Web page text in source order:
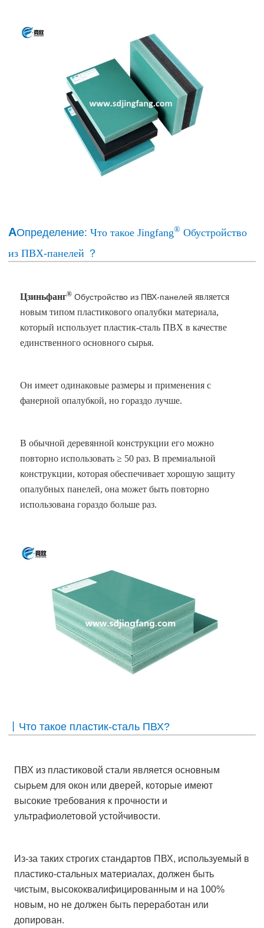
АОпределение:Что такое Jingfang® Обустройство
из ПВХ-панелей ？
Цзиньфанг® Обустройство из ПВХ-панелей является
новым типом пластикового опалубки материала,
который использует пластик-сталь ПВХ в качестве
единственного основного сырья.
Он имеет одинаковые размеры и применения с
фанерной опалубкой, но гораздо лучше.
В обычной деревянной конструкции его можно
повторно использовать ≥ 50 раз. В премиальной
конструкции, которая обеспечивает хорошую защиту
опалубных панелей, она может быть повторно
использована гораздо больше раз.
丨Что такое пластик-сталь ПВХ?
ПВХ из пластиковой стали является основным
сырьем для окон или дверей, которые имеют
высокие требования к прочности и
ультрафиолетовой устойчивости.
Из-за таких строгих стандартов ПВХ, используемый в
пластико-стальных материалах, должен быть
чистым, высококвалифицированным и на 100%
новым, но не должен быть переработан или
допирован.